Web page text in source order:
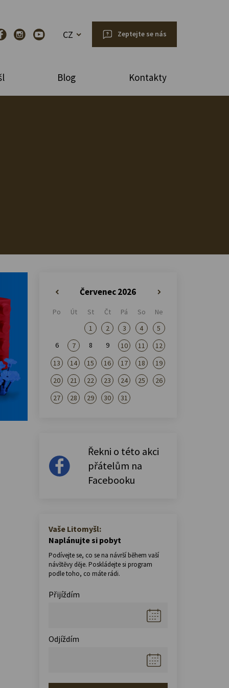
CZ Zeptejte se nás
Blog Kontakty
Červenec 2026
»
Po Út St Čt Pá So
Ne
1
2 3 4
5
6
7 8 9 10 11
12
13
14 15 16 17 18
19
20
21 22 23 24 25
26
27
28 29 30 31
Řekni o této akci
přátelům na
Facebooku
Vaše Litomyšl:
Naplánujte si pobyt
Podívejte se, co se na návrší během vaší
návštěvy děje. Poskládejte si program
podle toho, co máte rádi.
Přijíždím
Odjíždím